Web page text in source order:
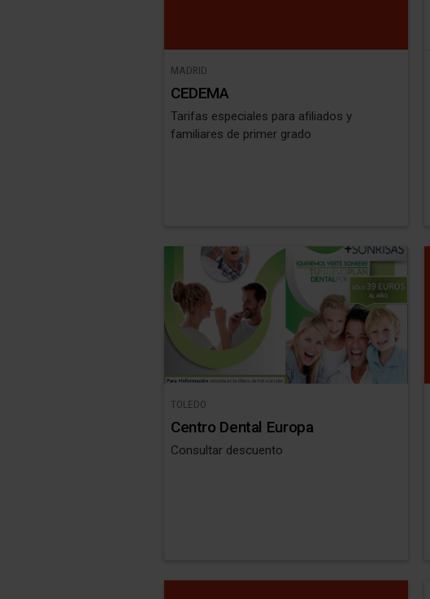
MADRID
CEDEMA
Tarifas especiales para afiliados y
familiares de primer grado
TOLEDO
Centro Dental Europa
Consultar descuento